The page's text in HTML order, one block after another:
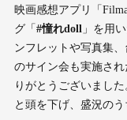
映画感想アプリ「
グ「#憧れdoll 」を用
ンフレットや写真集
のサイン会も実施さ
りがとうございまし
と頭を下げ、盛況の